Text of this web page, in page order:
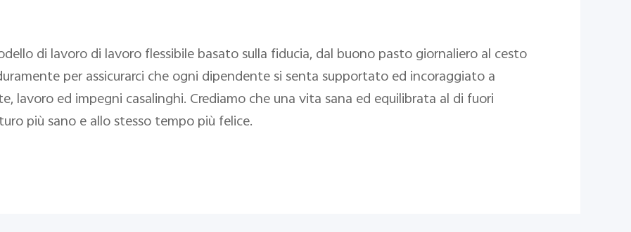
di lavoro di lavoro flessibile basato sulla fiducia, dal buono pasto giornaliero al cesto
per assicurarci che ogni dipendente si senta supportato ed incoraggiato a
lavoro ed impegni casalinghi. Crediamo che una vita sana ed equilibrata al di fuori
più sano e allo stesso tempo più felice.